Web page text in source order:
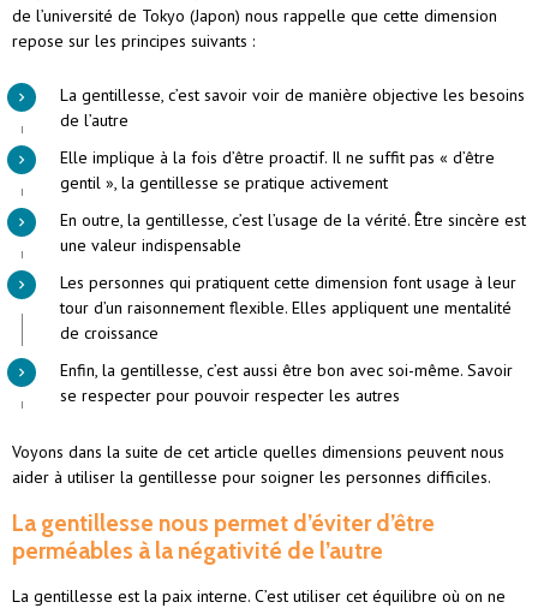
de l’université de Tokyo (Japon) nous rappelle que cette dimension
repose sur les principes suivants :
La gentillesse, c’est savoir voir de manière objective les besoins
de l’autre
Elle implique à la fois d’être proactif. Il ne suffit pas « d’être
gentil », la gentillesse se pratique activement
En outre, la gentillesse, c’est l’usage de la vérité. Être sincère est
une valeur indispensable
Les personnes qui pratiquent cette dimension font usage à leur
tour d’un raisonnement flexible. Elles appliquent une mentalité
de croissance
Enfin, la gentillesse, c’est aussi être bon avec soi-même. Savoir
se respecter pour pouvoir respecter les autres
Voyons dans la suite de cet article quelles dimensions peuvent nous
aider à utiliser la gentillesse pour soigner les personnes difficiles.
La gentillesse nous permet d’éviter d’être
perméables à la négativité de l’autre
La gentillesse est la paix interne. C’est utiliser cet équilibre où on ne